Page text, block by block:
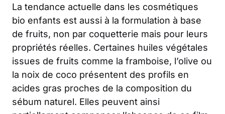
La tendance actuelle dans les cosmétiques
bio enfants est aussi à la formulation à base
de fruits, non par coquetterie mais pour leurs
propriétés réelles. Certaines huiles végétales
issues de fruits comme la framboise, l’olive ou
la noix de coco présentent des profils en
acides gras proches de la composition du
sébum naturel. Elles peuvent ainsi